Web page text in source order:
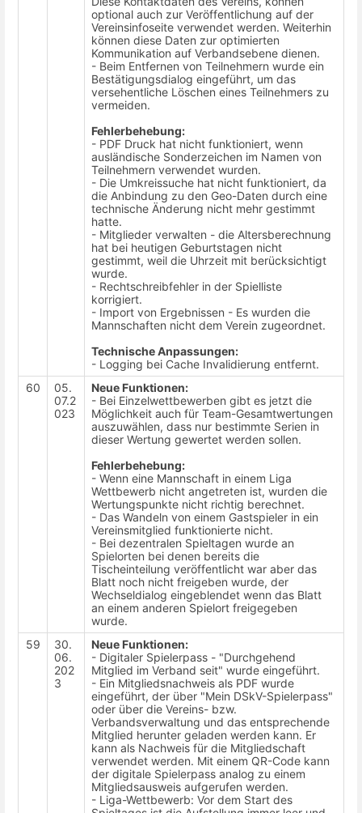
optional auch zur Veröffentlichung auf der
Vereinsinfoseite verwendet werden. Weiterhin
können diese Daten zur optimierten
Kommunikation auf Verbandsebene dienen.
- Beim Entfernen von Teilnehmern wurde ein
Bestätigungsdialog eingeführt, um das
versehentliche Löschen eines Teilnehmers zu
vermeiden.
Fehlerbehebung:
- PDF Druck hat nicht funktioniert, wenn
ausländische Sonderzeichen im Namen von
Teilnehmern verwendet wurden.
- Die Umkreissuche hat nicht funktioniert, da
die Anbindung zu den Geo-Daten durch eine
technische Änderung nicht mehr gestimmt
hatte.
- Mitglieder verwalten - die Altersberechnung
hat bei heutigen Geburtstagen nicht
gestimmt, weil die Uhrzeit mit berücksichtigt
wurde.
- Rechtschreibfehler in der Spielliste
korrigiert.
- Import von Ergebnissen - Es wurden die
Mannschaften nicht dem Verein zugeordnet.
Technische Anpassungen:
- Logging bei Cache Invalidierung entfernt.
60
05.
07.2
023
Neue Funktionen:
- Bei Einzelwettbewerben gibt es jetzt die
Möglichkeit auch für Team-Gesamtwertungen
auszuwählen, dass nur bestimmte Serien in
dieser Wertung gewertet werden sollen.
Fehlerbehebung:
- Wenn eine Mannschaft in einem Liga
Wettbewerb nicht angetreten ist, wurden die
Wertungspunkte nicht richtig berechnet.
- Das Wandeln von einem Gastspieler in ein
Vereinsmitglied funktionierte nicht.
- Bei dezentralen Spieltagen wurde an
Spielorten bei denen bereits die
Tischeinteilung veröffentlicht war aber das
Blatt noch nicht freigeben wurde, der
Wechseldialog eingeblendet wenn das Blatt
an einem anderen Spielort freigegeben
wurde.
59
30.
06.
202
3
Neue Funktionen:
- Digitaler Spielerpass - "Durchgehend
Mitglied im Verband seit" wurde eingeführt.
- Ein Mitgliedsnachweis als PDF wurde
eingeführt, der über "Mein DSkV-Spielerpass"
oder über die Vereins- bzw.
Verbandsverwaltung und das entsprechende
Mitglied herunter geladen werden kann. Er
kann als Nachweis für die Mitgliedschaft
verwendet werden. Mit einem QR-Code kann
der digitale Spielerpass analog zu einem
Mitgliedsausweis aufgerufen werden.
- Liga-Wettbewerb: Vor dem Start des